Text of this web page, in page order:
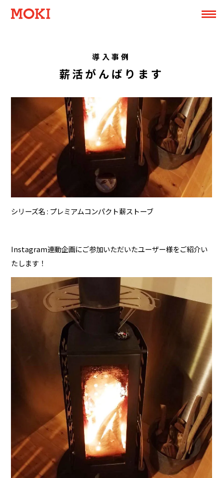
導入事例
薪活がんばります
シリーズ名 プレミアムコンパクト薪ストーブ
Instagram連動企画にご参加いただいたユーザー様をご紹介い
たします！